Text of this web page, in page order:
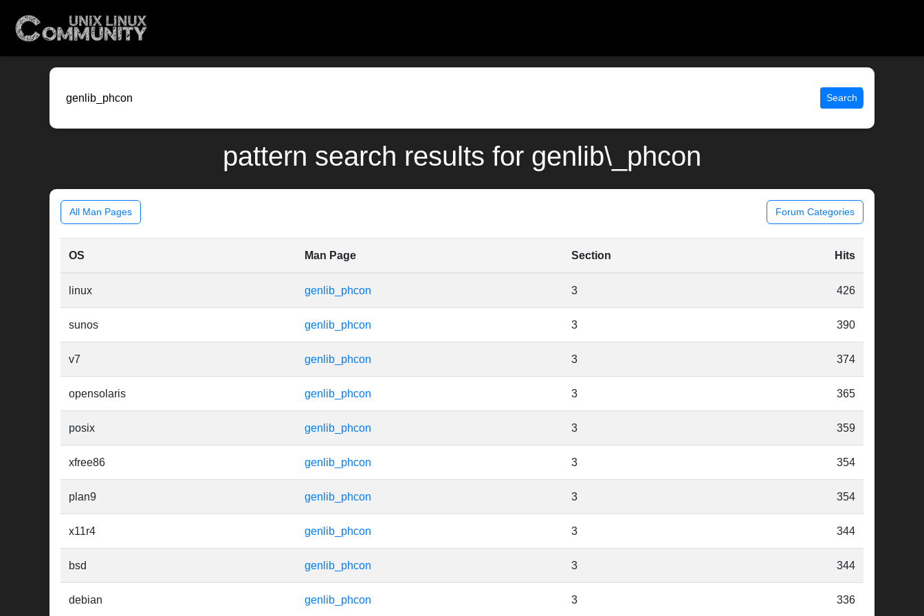
Search
pattern search results for genlib\_phcon
All Man Pages Forum Categories
OS Man Page Section Hits
linux genlib_phcon 3 426
sunos genlib_phcon 3 390
v7 genlib_phcon 3 374
opensolaris genlib_phcon 3 365
posix genlib_phcon 3 359
xfree86 genlib_phcon 3 354
plan9 genlib_phcon 3 354
x11r4 genlib_phcon 3 344
bsd genlib_phcon 3 344
debian genlib_phcon 3 336